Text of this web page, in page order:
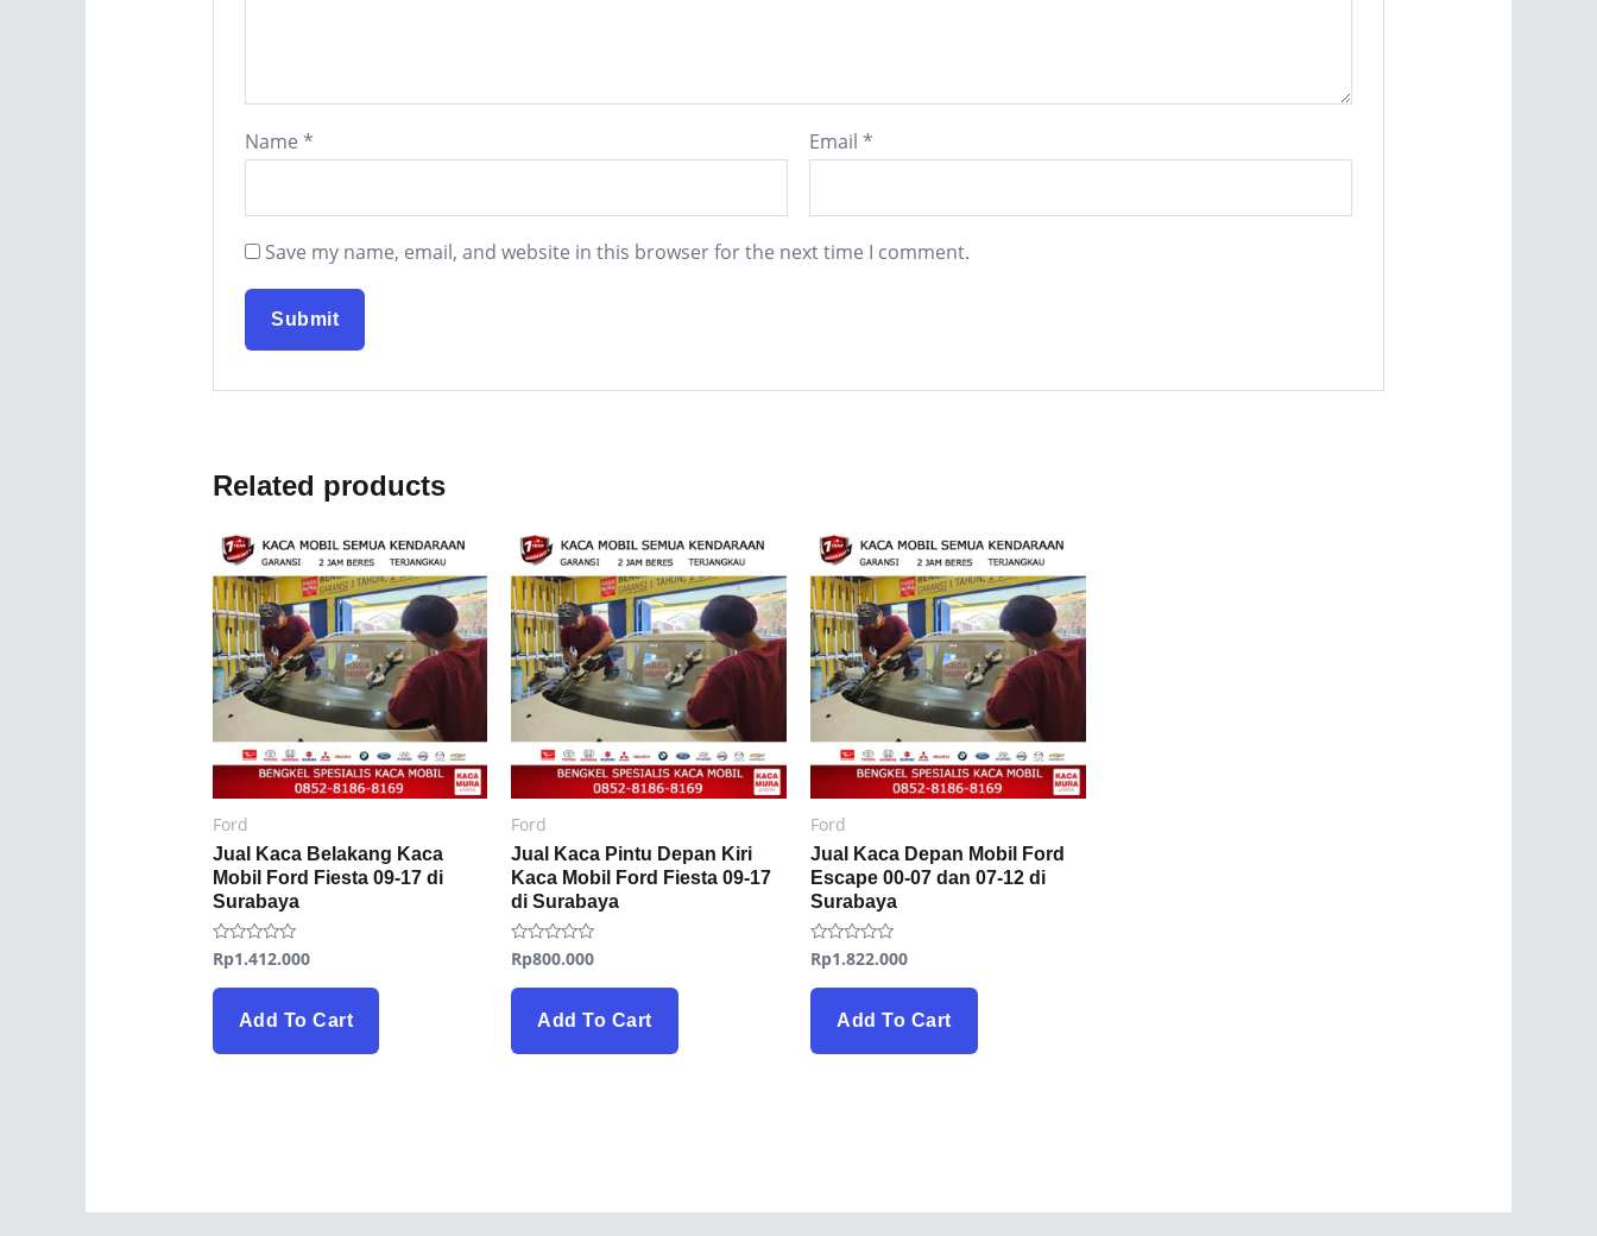
Name * Email *
Save my name, email, and website in this browser for the next time I comment.
Related products
Ford
Jual Kaca Belakang Kaca
Mobil Ford Fiesta 09-17 di
Surabaya
Rated
0
out
Rp1.412.000
Add To Cart
Ford
Jual Kaca Pintu Depan Kiri
Kaca Mobil Ford Fiesta 09-17
di Surabaya
Rated
0
out
Rp800.000
Add To Cart
Ford
Jual Kaca Depan Mobil Ford
Escape 00-07 dan 07-12 di
Surabaya
Rated
0
out
Rp1.822.000
Add To Cart